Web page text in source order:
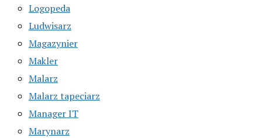
Logopeda
Ludwisarz
Magazynier
Makler
Malarz
Malarz tapeciarz
Manager IT
Marynarz